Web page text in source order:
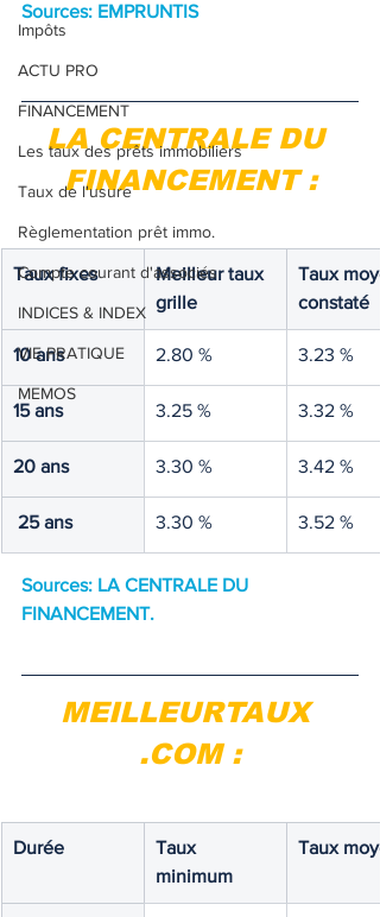
Impôts
ACTU PRO
FINANCEMENT
Les taux des prêts immobiliers
Taux de l'usure
Règlementation prêt immo.
Compte courant d'associés
INDICES & INDEX
VIE PRATIQUE
MEMOS
Sources: EMPRUNTIS
LA CENTRALE DU
FINANCEMENT :
Taux fixes
Meilleur taux
grille
Taux
constaté
10 ans 2.80 % 3.23 %
15 ans 3.25 % 3.32 %
20 ans 3.30 % 3.42 %
25 ans 3.30 % 3.52 %
Sources: LA CENTRALE DU
FINANCEMENT.
MEILLEURTAUX
.COM :
Durée
Taux
minimum
Taux